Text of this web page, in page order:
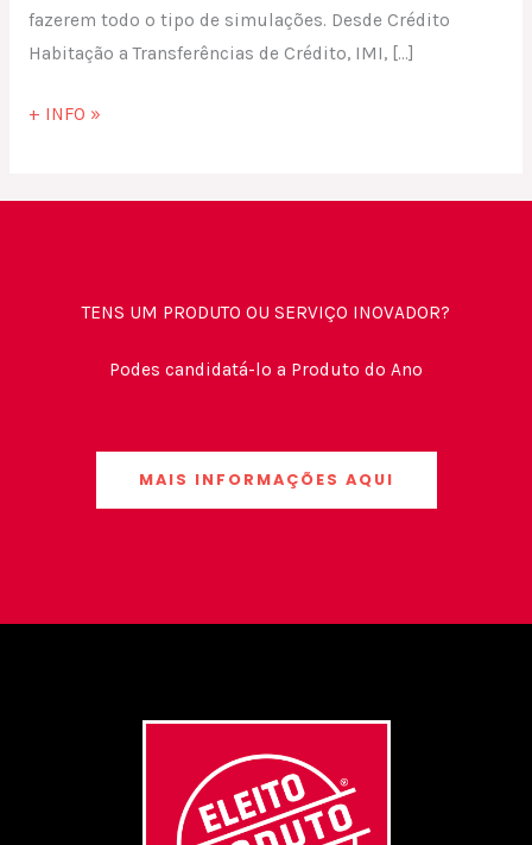
fazerem todo o tipo de simulações. Desde Crédito
Habitação a Transferências de Crédito, IMI, […]
+ INFO »
TENS UM PRODUTO OU SERVIÇO INOVADOR?
Podes candidatá-lo a Produto do Ano
MAIS INFORMAÇÕES AQUI